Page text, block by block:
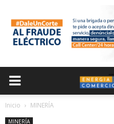
Inicio MINERÍA
MINERÍA